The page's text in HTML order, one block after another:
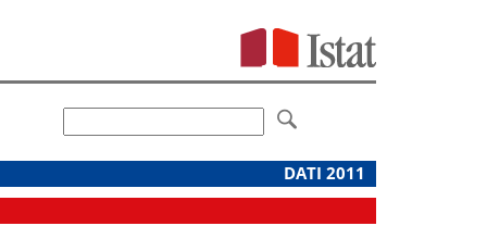
DATI 2011